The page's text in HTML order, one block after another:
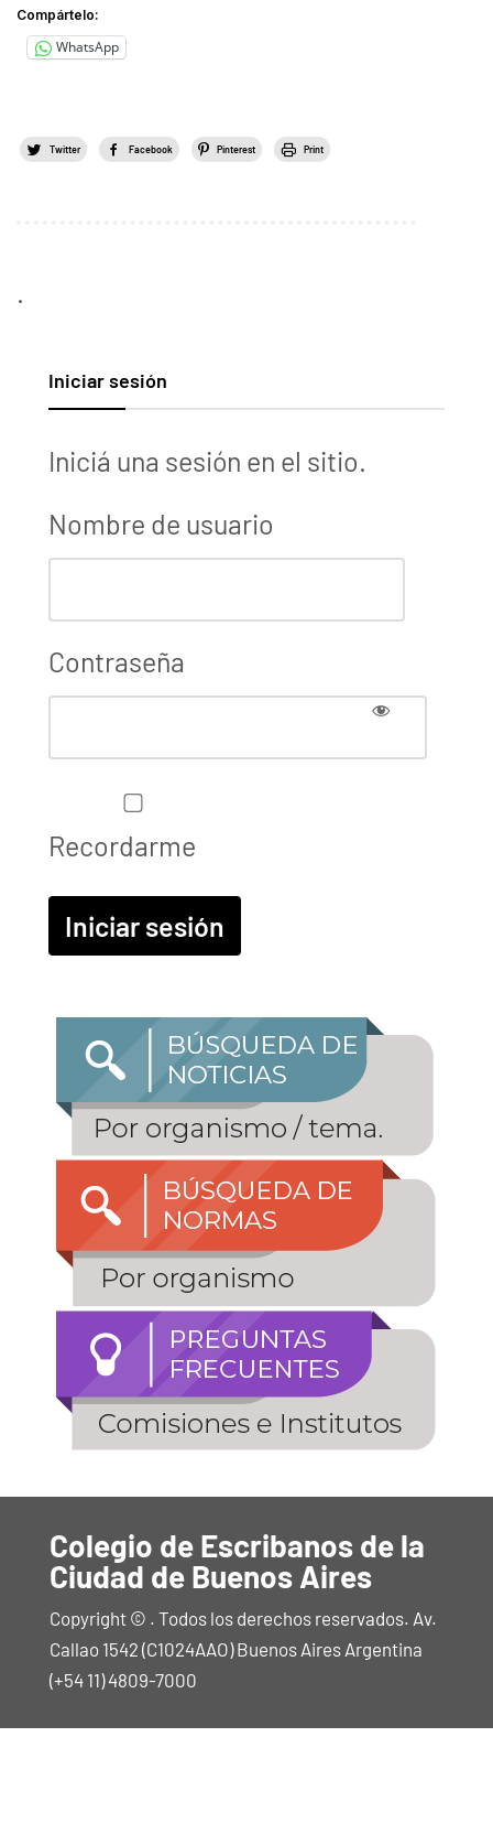
Compártelo:
WhatsApp
Twitter Facebook Pinterest Print
.
Iniciar sesión
Iniciá una sesión en el sitio.
Nombre de usuario
Contraseña
Recordarme
Colegio de Escribanos de la
Ciudad de Buenos Aires
Copyright © . Todos los derechos reservados. Av.
Callao 1542 (C1024AAO) Buenos Aires Argentina
(+54 11) 4809-7000